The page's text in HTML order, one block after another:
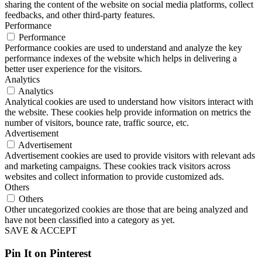
sharing the content of the website on social media platforms, collect
feedbacks, and other third-party features.
Performance
Performance
Performance cookies are used to understand and analyze the key
performance indexes of the website which helps in delivering a
better user experience for the visitors.
Analytics
Analytics
Analytical cookies are used to understand how visitors interact with
the website. These cookies help provide information on metrics the
number of visitors, bounce rate, traffic source, etc.
Advertisement
Advertisement
Advertisement cookies are used to provide visitors with relevant ads
and marketing campaigns. These cookies track visitors across
websites and collect information to provide customized ads.
Others
Others
Other uncategorized cookies are those that are being analyzed and
have not been classified into a category as yet.
SAVE & ACCEPT
Pin It on Pinterest